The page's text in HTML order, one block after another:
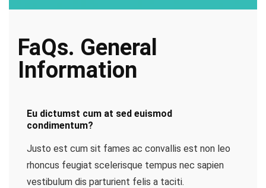
FaQs. General
Information
Eu dictumst cum at sed euismod
condimentum?
Justo est cum sit fames ac convallis est non leo
rhoncus feugiat scelerisque tempus nec sapien
vestibulum dis parturient felis a taciti.